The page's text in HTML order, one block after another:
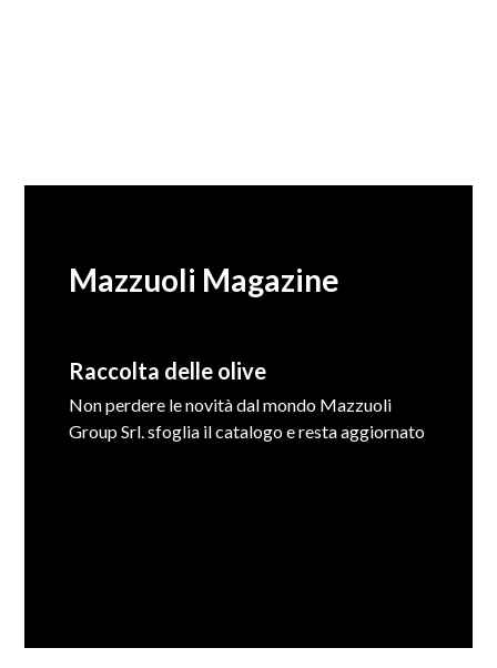
Mazzuoli Magazine
Raccolta delle olive
Non perdere le novità dal mondo Mazzuoli
Group Srl. sfoglia il catalogo e resta aggiornato